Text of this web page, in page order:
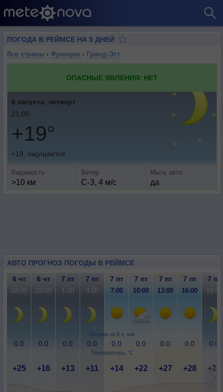
ПОГОДА В РЕЙМСЕ НА 5 ДНЕЙ
Все страны › Франция › Гранд-Эст
ОПАСНЫЕ ЯВЛЕНИЯ: НЕТ
6 августа, четверг
21:00
+19°
+19, ощущается
Видимость
>10 км
Ветер
С-З, 4 м/с
Мыть авто
да
АВТО ПРОГНОЗ ПОГОДЫ В РЕЙМСЕ
Осадки за 6 ч, мм
Температура, °C
6 чт 6 чт 7 пт 7 пт 7 пт 7 пт 7 пт 7 пт 7 пт
19:00 22:00 1:00 4:00 7:00 10:00 13:00 16:00 19:00
0.0 0.0 0.0 0.0 0.0 0.0 0.0 0.0 0.0
+25 +16 +13 +11 +14 +22 +27 +28 +26